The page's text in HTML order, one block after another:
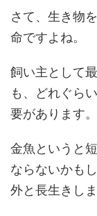
さて、生き物
命ですよね。
飼い主として
も、どれぐら
要があります。
金魚というと
ならないかも
外と長生きしま